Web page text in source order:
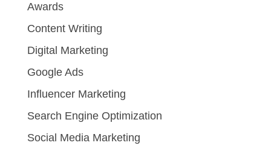
Awards
Content Writing
Digital Marketing
Google Ads
Influencer Marketing
Search Engine Optimization
Social Media Marketing